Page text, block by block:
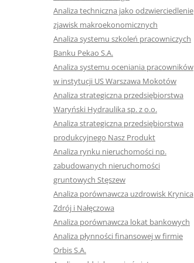
NAPISAĆ PRACĘ DYPLOMOWĄ
JAK PRZYGOTOWAĆ SIĘ DO
USTNEGO EGZAMINU
DYPLOMOWEGO?
HIPOTEZY W PRACACH
DYPLOMOWYCH
JAK PRZYGOTOWAĆ SIĘ DO
OBRONY PRACY DYPLOMOWEJ
Analiza techniczna jako odzwierciedlenie
zjawisk makroekonomicznych
Analiza systemu szkoleń pracowniczych
Banku Pekao S.A.
Analiza systemu oceniania pracowników
w instytucji US Warszawa Mokotów
Analiza strategiczna przedsiębiorstwa
Waryński Hydraulika sp. z o.o.
Analiza strategiczna przedsiębiorstwa
produkcyjnego Nasz Produkt
Analiza rynku nieruchomości np.
zabudowanych nieruchomości
gruntowych Stęszew
Analiza porównawcza uzdrowisk Krynica
Zdrój i Nałęczowa
Analiza porównawcza lokat bankowych
Analiza płynności finansowej w firmie
Orbis S.A.